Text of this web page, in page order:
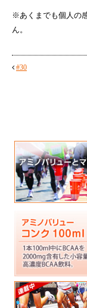
※あくまでも個人の
ん。
#30